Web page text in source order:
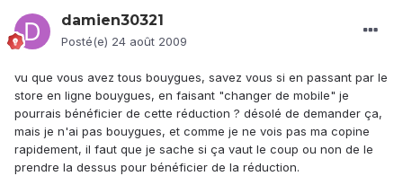
damien30321
Posté(e) 24 août 2009
vu que vous avez tous bouygues, savez vous si en passant par le
store en ligne bouygues, en faisant "changer de mobile" je
pourrais bénéficier de cette réduction ? désolé de demander ça,
mais je n'ai pas bouygues, et comme je ne vois pas ma copine
rapidement, il faut que je sache si ça vaut le coup ou non de le
prendre la dessus pour bénéficier de la réduction.